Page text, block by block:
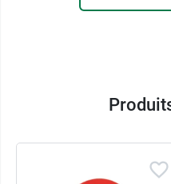
rhumatologie et
D'autressucrettes
proposées avec une